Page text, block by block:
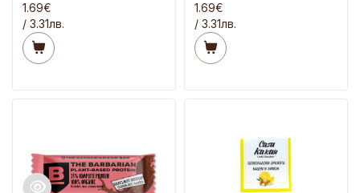
1.69€
/ 3.31лв.
1.69€
/ 3.31лв.